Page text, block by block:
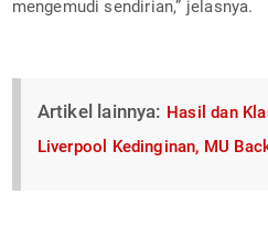
mengemudi sendirian,” jelasnya.
Artikel lainnya: Hasil dan
Liverpool Kedinginan, MU